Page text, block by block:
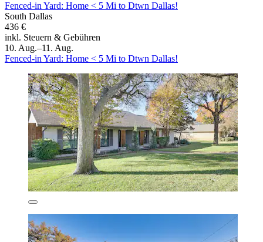
Fenced-in Yard: Home < 5 Mi to Dtwn Dallas!
South Dallas
436 €
inkl. Steuern & Gebühren
10. Aug.–11. Aug.
Fenced-in Yard: Home < 5 Mi to Dtwn Dallas!